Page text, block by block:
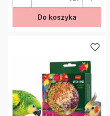
Do koszyka